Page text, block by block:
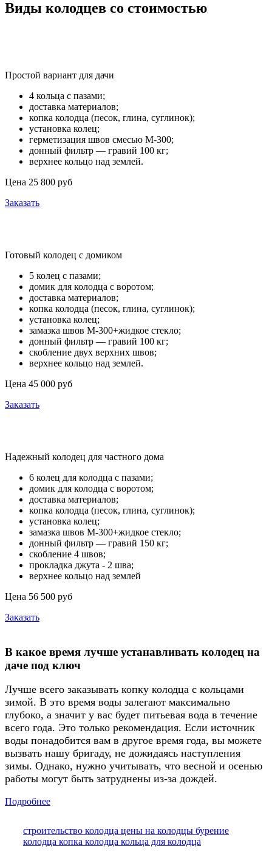
Виды колодцев со стоимостью
Простой вариант для дачи
4 кольца с пазами;
доставка материалов;
копка колодца (песок, глина, суглинок);
установка колец;
герметизация швов смесью М-300;
донный фильтр — гравий 100 кг;
верхнее кольцо над землей.
Цена 25 800 руб
Заказать
Готовый колодец с домиком
5 колец с пазами;
домик для колодца с воротом;
доставка материалов;
копка колодца (песок, глина, суглинок);
установка колец;
замазка швов М-300+жидкое стекло;
донный фильтр — гравий 100 кг;
скобление двух верхних швов;
верхнее кольцо над землей.
Цена 45 000 руб
Заказать
Надежный колодец для частного дома
6 колец для колодца с пазами;
домик для колодца с воротом;
доставка материалов;
копка колодца (песок, глина, суглинок);
установка колец;
замазка швов М-300+жидкое стекло;
донный фильтр — гравий 150 кг;
скобление 4 швов;
прокладка джута - 2 шва;
верхнее кольцо над землей
Цена 56 500 руб
Заказать
В какое время лучше устанавливать колодец на
даче под ключ
Лучше всего заказывать копку колодца с кольцами
зимой. В это время воды залегают максимально
глубоко, а значит у вас будет питьевая вода в течение
всего года. Это только рекомендация. Если источник
воды понадобится вам в другое время года, вы можете
вызвать нашу бригаду, не дожидаясь наступления
зимы. Однако, нужно учитывать, что весной и осенью
работы могут быть затруднены из-за дождей.
Подробнее
строительство колодца цены на колодцы бурение
колодца копка колодца кольца для колодца